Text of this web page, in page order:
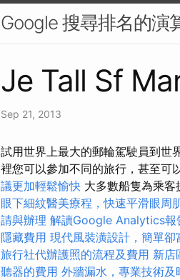
Google 搜尋排名的演
Je Tall Sf
Sep 21, 2013
試用世界上最大的郵輪駕駛員到世
裡您可以參加不同的旅行，甚至可
議更加輕鬆愉快 大多數船隻為乘客
眼下細紋醫美療程，快速平滑眼周
請與辦理 解讀Google Analytics報
隱藏費用 現代風裝潢設計，簡單卻
旅行社代辦護照的流程及費用 新店
聽器的費用 外牆漏水，專業技術